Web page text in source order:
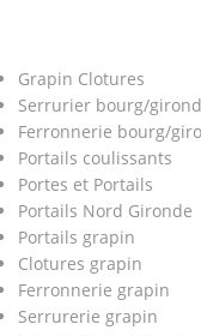
Grapin Clotures
Serrurier bourg/
Ferronnerie bourg/
Portails coulissants
Portes et Portails
Portails Nord Gironde
Portails grapin
Clotures grapin
Ferronnerie grapin
Serrurerie grapin